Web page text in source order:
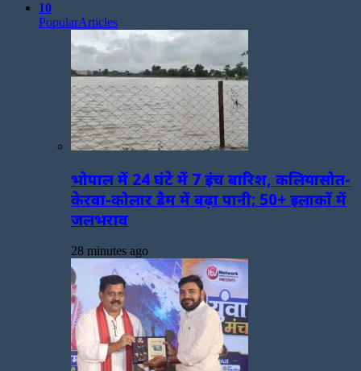
10
PopularArticles
भोपाल में 24 घंटे में 7 इंच बारिश, कलियासोत-
केरवा-कोलार डैम में बढ़ा पानी; 50+ इलाकों में
जलभराव
28 minutes ago